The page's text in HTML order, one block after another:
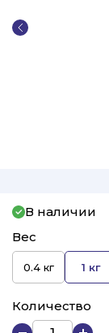
В наличии
Вес
0.4 кг 1 кг
Количество